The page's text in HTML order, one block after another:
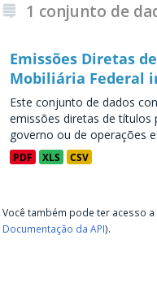
1 conjunto de
Emissões Diretas
Mobiliária Federal
Este conjunto de dados
emissões diretas de títulos
governo ou de operações
PDF XLS CSV
Você também pode ter acesso
Documentação da API).